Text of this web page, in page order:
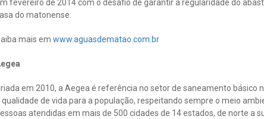
fevereiro de 2014 com o desafio de garantir a regularidade do
do matonense.
mais em www.aguasdematao.com.br
em 2010, a Aegea é referência no setor de saneamento básico
qualidade de vida para a população, respeitando sempre o meio
atendidas em mais de 500 cidades de 14 estados, de norte a